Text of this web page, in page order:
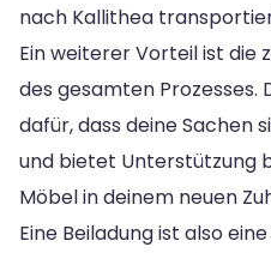
nach Kallithea
Ein weiterer Vorteil ist die
des gesamten
dafür, dass deine Sachen
und bietet Unterstützung
Möbel in deinem neuen
Eine Beiladung ist also